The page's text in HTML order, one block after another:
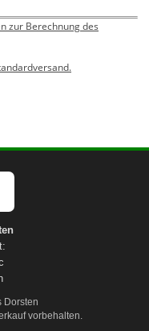
zur Berechnung des
Dorsten
vorbehalten.